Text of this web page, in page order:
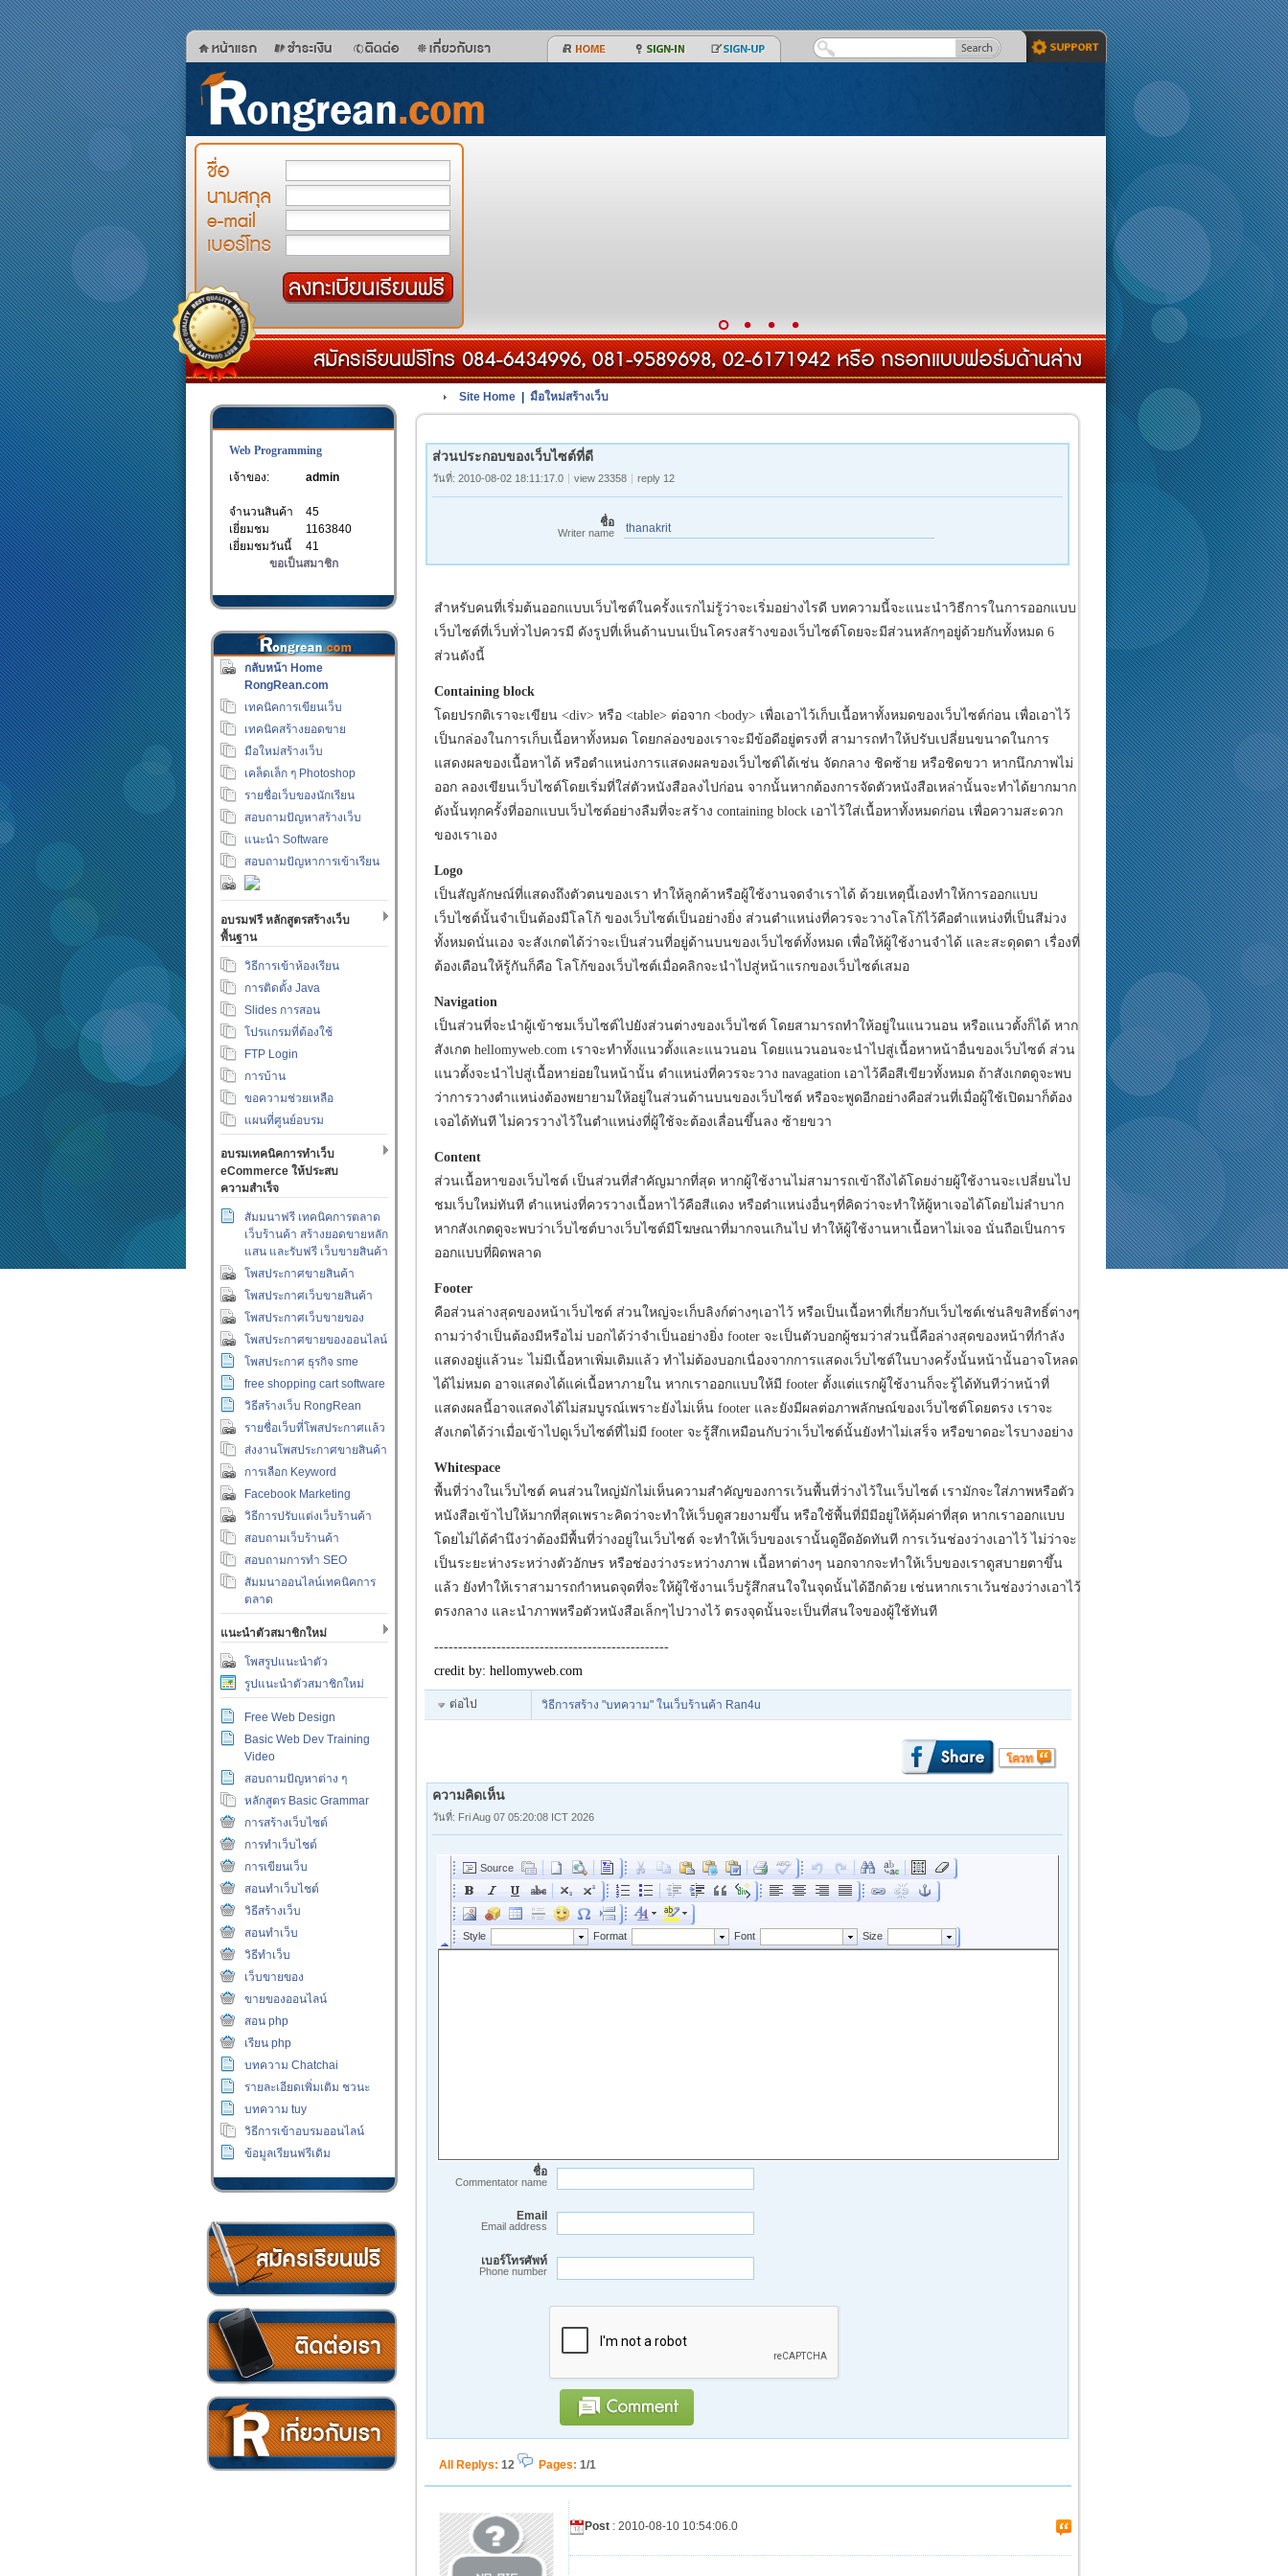
Web Programming
เจ้าของ:
admin
จำนวนสินค้า
45
เยี่ยมชม
1163840
เยี่ยมชมวันนี้
41
ขอเป็นสมาชิก
กลับหน้า Home
RongRean.com
เทคนิคการเขียนเว็บ
เทคนิคสร้างยอดขาย
มือใหม่สร้างเว็บ
เคล็ดเล็ก ๆ Photoshop
รายชื่อเว็บของนักเรียน
สอบถามปัญหาสร้างเว็บ
แนะนำ Software
สอบถามปัญหาการเข้าเรียน
อบรมฟรี หลักสูตรสร้างเว็บ
พื้นฐาน
วิธีการเข้าห้องเรียน
การติดตั้ง Java
Slides การสอน
โปรแกรมที่ต้องใช้
FTP Login
การบ้าน
ขอความช่วยเหลือ
แผนที่ศูนย์อบรม
อบรมเทคนิคการทำเว็บ
eCommerce ให้ประสบ
ความสำเร็จ
สัมมนาฟรี เทคนิคการตลาด
เว็บร้านค้า สร้างยอดขายหลัก
แสน และรับฟรี เว็บขายสินค้า
โพสประกาศขายสินค้า
โพสประกาศเว็บขายสินค้า
โพสประกาศเว็บขายของ
โพสประกาศขายของออนไลน์
โพสประกาศ ธุรกิจ sme
free shopping cart software
วิธีสร้างเว็บ RongRean
รายชื่อเว็บที่โพสประกาศเเล้ว
ส่งงานโพสประกาศขายสินค้า
การเลือก Keyword
Facebook Marketing
วิธีการปรับแต่งเว็บร้านค้า
สอบถามเว็บร้านค้า
สอบถามการทำ SEO
สัมมนาออนไลน์เทคนิคการ
ตลาด
แนะนำตัวสมาชิกใหม่
โพสรูปแนะนำตัว
รูปแนะนำตัวสมาชิกใหม่
Free Web Design
Basic Web Dev Training
Video
สอบถามปัญหาต่าง ๆ
หลักสูตร Basic Grammar
การสร้างเว็บไซต์
การทำเว็บไชต์
การเขียนเว็บ
สอนทำเว็บไชต์
วิธีสร้างเว็บ
สอนทำเว็บ
วิธีทำเว็บ
เว็บขายของ
ขายของออนไลน์
สอน php
เรียน php
บทความ Chatchai
รายละเอียดเพิ่มเติม ชวนะ
บทความ tuy
วิธีการเข้าอบรมออนไลน์
ข้อมูลเรียนฟรีเดิม
Site Home| มือใหม่สร้างเว็บ
ส่วนประกอบของเว็บไซต์ที่ดี
วันที่: 2010-08-02 18:11:17.0 view 23358 reply 12
ชื่อ
Writer name thanakrit
สำหรับคนที่เริ่มต้นออกแบบเว็บไซต์ในครั้งแรกไม่รู้ว่าจะเริ่มอย่างไรดี บทความนี้จะแนะนำวิธีการในการออกแบบ
เว็บไซต์ที่เว็บทั่วไปควรมี ดังรูปที่เห็นด้านบนเป็นโครงสร้างของเว็บไซต์โดยจะมีส่วนหลักๆอยู่ด้วยกันทั้งหมด 6
ส่วนดังนี้
Containing block
โดยปรกติเราจะเขียน <div> หรือ <table> ต่อจาก <body> เพื่อเอาไว้เก็บเนื้อหาทั้งหมดของเว็บไซต์ก่อน เพื่อเอาไว้
เป็นกล่องในการเก็บเนื้อหาทั้งหมด โดยกล่องของเราจะมีข้อดีอยู่ตรงที่ สามารถทำให้ปรับเปลี่ยนขนาดในการ
แสดงผลของเนื้อหาได้ หรือตำแหน่งการแสดงผลของเว็บไซต์ได้เช่น จัดกลาง ชิดซ้าย หรือชิดขวา หากนึกภาพไม่
ออก ลองเขียนเว็บไซต์โดยเริ่มที่ใส่ตัวหนังสือลงไปก่อน จากนั้นหากต้องการจัดตัวหนังสือเหล่านั้นจะทำได้ยากมาก
ดังนั้นทุกครั้งที่ออกแบบเว็บไซต์อย่างลืมที่จะสร้าง containing block เอาไว้ใส่เนื้อหาทั้งหมดก่อน เพื่อความสะดวก
ของเราเอง
Logo
เป็นสัญลักษณ์ที่แสดงถึงตัวตนของเรา ทำให้ลูกค้าหรือผู้ใช้งานจดจำเราได้ ด้วยเหตุนี้เองทำให้การออกแบบ
เว็บไซต์นั้นจำเป็นต้องมีโลโก้ ของเว็บไซต์เป็นอย่างยิ่ง ส่วนตำแหน่งที่ควรจะวางโลโก้ไว้คือตำแหน่งที่เป็นสีม่วง
ทั้งหมดนั่นเอง จะสังเกตได้ว่าจะเป็นส่วนที่อยู่ด้านบนของเว็บไซต์ทั้งหมด เพื่อให้ผู้ใช้งานจำได้ และสะดุดตา เรื่องที่
ต้องเตือนให้รู้กันก็คือ โลโก้ของเว็บไซต์เมื่อคลิกจะนำไปสู่หน้าแรกของเว็บไซต์เสมอ
Navigation
เป็นส่วนที่จะนำผู้เข้าชมเว็บไซต์ไปยังส่วนต่างของเว็บไซต์ โดยสามารถทำให้อยู่ในแนวนอน หรือแนวตั้งก็ได้ หาก
สังเกต hellomyweb.com เราจะทำทั้งแนวตั้งและแนวนอน โดยแนวนอนจะนำไปสู่เนื้อหาหน้าอื่นของเว็บไซต์ ส่วน
แนวตั้งจะนำไปสู่เนื้อหาย่อยในหน้านั้น ตำแหน่งที่ควรจะวาง navagation เอาไว้คือสีเขียวทั้งหมด ถ้าสังเกตดูจะพบ
ว่าการวางตำแหน่งต้องพยายามให้อยู่ในส่วนด้านบนของเว็บไซต์ หรือจะพูดอีกอย่างคือส่วนที่เมื่อผู้ใช้เปิดมาก็ต้อง
เจอได้ทันที ไม่ควรวางไว้ในตำแหน่งที่ผู้ใช้จะต้องเลื่อนขึ้นลง ซ้ายขวา
Content
ส่วนเนื้อหาของเว็บไซต์ เป็นส่วนที่สำคัญมากที่สุด หากผู้ใช้งานไม่สามารถเข้าถึงได้โดยง่ายผู้ใช้งานจะเปลี่ยนไป
ชมเว็บใหม่ทันที ตำแหน่งที่ควรวางเนื้อหาไว้คือสีแดง หรือตำแหน่งอื่นๆที่คิดว่าจะทำให้ผู้หาเจอได้โดยไม่ลำบาก
หากสังเกตดูจะพบว่าเว็บไซต์บางเว็บไซต์มีโฆษณาที่มากจนเกินไป ทำให้ผู้ใช้งานหาเนื้อหาไม่เจอ นั่นถือเป็นการ
ออกแบบที่ผิดพลาด
Footer
คือส่วนล่างสุดของหน้าเว็บไซต์ ส่วนใหญ่จะเก็บลิงก์ต่างๆเอาไว้ หรือเป็นเนื้อหาที่เกี่ยวกับเว็บไซต์เช่นลิขสิทธิ์ต่างๆ
ถามว่าจำเป็นต้องมีหรือไม่ บอกได้ว่าจำเป็นอย่างยิ่ง footer จะเป็นตัวบอกผู้ชมว่าส่วนนี้คือล่างสุดของหน้าที่กำลัง
แสดงอยู่แล้วนะ ไม่มีเนื้อหาเพิ่มเติมแล้ว ทำไม่ต้องบอกเนื่องจากการแสดงเว็บไซต์ในบางครั้งนั้นหน้านั้นอาจโหลด
ได้ไม่หมด อาจแสดงได้แค่เนื้อหาภายใน หากเราออกแบบให้มี footer ตั้งแต่แรกผู้ใช้งานก็จะรู้ได้ทันทีว่าหน้าที่
แสดงผลนี้อาจแสดงได้ไม่สมบูรณ์เพราะยังไม่เห็น footer และยังมีผลต่อภาพลักษณ์ของเว็บไซต์โดยตรง เราจะ
สังเกตได้ว่าเมื่อเข้าไปดูเว็บไซต์ที่ไม่มี footer จะรู้สึกเหมือนกับว่าเว็บไซต์นั้นยังทำไม่เสร็จ หรือขาดอะไรบางอย่าง
Whitespace
พื้นที่ว่างในเว็บไซต์ คนส่วนใหญ่มักไม่เห็นความสำคัญของการเว้นพื้นที่ว่างไว้ในเว็บไซต์ เรามักจะใส่ภาพหรือตัว
หนังสือเข้าไปให้มากที่สุดเพราะคิดว่าจะทำให้เว็บดูสวยงามขึ้น หรือใช้พื้นที่มีมีอยู่ให้คุ้มค่าที่สุด หากเราออกแบบ
โดยไม่ได้คำนึงว่าต้องมีพื้นที่ว่างอยู่ในเว็บไซต์ จะทำให้เว็บของเรานั้นดูอึดอัดทันที การเว้นช่องว่างเอาไว้ ไม่ว่าจะ
เป็นระยะห่างระหว่างตัวอักษร หรือช่องว่างระหว่างภาพ เนื้อหาต่างๆ นอกจากจะทำให้เว็บของเราดูสบายตาขึ้น
แล้ว ยังทำให้เราสามารถกำหนดจุดที่จะให้ผู้ใช้งานเว็บรู้สึกสนใจในจุดนั้นได้อีกด้วย เช่นหากเราเว้นช่องว่างเอาไว้
ตรงกลาง และนำภาพหรือตัวหนังสือเล็กๆไปวางไว้ ตรงจุดนั้นจะเป็นที่สนใจของผู้ใช้ทันที
-------------------------------------------------
credit by: hellomyweb.com
ต่อไป วิธีการสร้าง "บทความ" ในเว็บร้านค้า Ran4u
ความคิดเห็น
วันที่: Fri Aug 07 05:20:08 ICT 2026
ชื่อ
Commentator name
Email
Email address
เบอร์โทรศัพท์
Phone number
All Replys: 12 Pages: 1/1
Post: 2010-08-10 10:54:06.0